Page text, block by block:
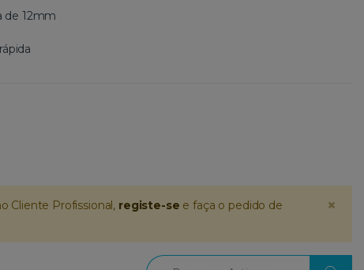
de 12mm
×
Cliente Profissional, registe-se e faça o pedido de
Procurar